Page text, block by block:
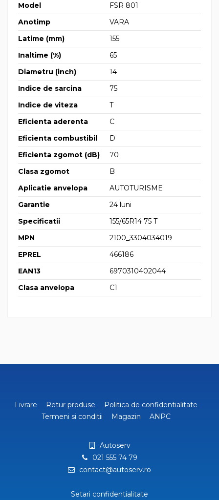
Model
FSR 801
Anotimp
VARA
Latime (mm)
155
Inaltime (%)
65
Diametru (inch)
14
Indice de sarcina
75
Indice de viteza
T
Eficienta aderenta
C
Eficienta combustibil
D
Eficienta zgomot (dB)
70
Clasa zgomot
B
Aplicatie anvelopa
AUTOTURISME
Garantie
24 luni
Specificatii
155/65R14 75 T
MPN
2100_3304034019
EPREL
466186
EAN13
6970310402044
Clasa anvelopa
C1
Livrare Retur produse
Politica de confidentialitate
Termeni si conditii
Magazin ANPC
Autoserv
021 555 74 79
contact@autoserv.ro
Setari confidentialitate